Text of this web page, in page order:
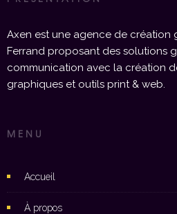
Axen est une agence de création
Ferrand proposant des solutions
communication avec la création
graphiques et outils print & web.
MENU
Accueil
À propos